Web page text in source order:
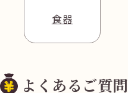
食器
よくあるご質問